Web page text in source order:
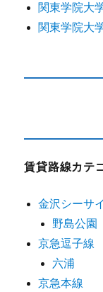
関東学院
関東学院
賃貸路線カテ
金沢シーサ
野島公園
京急逗子線
六浦
京急本線